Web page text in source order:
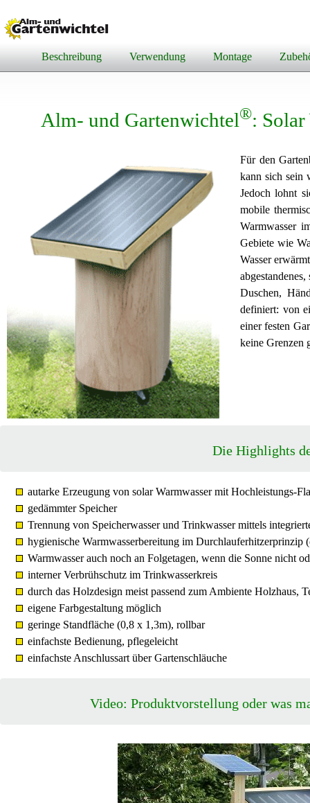
Beschreibung Verwendung Montage
Alm- und Gartenwichtel®:
Für den
kann sich sein
Jedoch lohnt
mobile
Warmwasser
Gebiete wie
Wasser
Duschen,
definiert: von
einer festen
keine Grenzen
Die Highlights
autarke Erzeugung von solar Warmwasser mit Hochleistungs-
gedämmter Speicher
Trennung von Speicherwasser und Trinkwasser mittels
hygienische Warmwasserbereitung im Durchlauferhitzerprinzip
Warmwasser auch noch an Folgetagen, wenn die Sonne nicht
interner Verbrühschutz im Trinkwasserkreis
durch das Holzdesign meist passend zum Ambiente Holzhaus,
eigene Farbgestaltung möglich
geringe Standfläche (0,8 x 1,3m), rollbar
einfachste Bedienung, pflegeleicht
einfachste Anschlussart über Gartenschläuche
Video: Produktvorstellung oder was